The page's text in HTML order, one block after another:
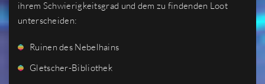
ihrem Schwierigkeitsgrad und dem zu findenden Loot
unterscheiden:
Ruinen des Nebelhains
Gletscher-Bibliothek